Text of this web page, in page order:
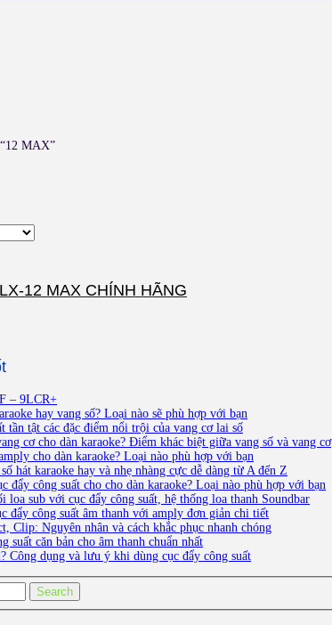
MAX”
12 MAX CHÍNH HÃNG
– 9LCR+
hay vang số? Loại nào sẽ phù hợp với bạn
tần tật các đặc điểm nổi trội của vang cơ lai số
cơ cho dàn karaoke? Điểm khác biệt giữa vang số và vang cơ
cho dàn karaoke? Loại nào phù hợp với bạn
hát karaoke hay và nhẹ nhàng cực dễ dàng từ A đến Z
đẩy công suất cho cho dàn karaoke? Loại nào phù hợp với bạn
loa sub với cục đẩy công suất, hệ thống loa thanh Soundbar
đẩy công suất âm thanh với amply đơn giản chi tiết
Clip: Nguyên nhân và cách khắc phục nhanh chóng
suất căn bản cho âm thanh chuẩn nhất
Công dụng và lưu ý khi dùng cục đẩy công suất